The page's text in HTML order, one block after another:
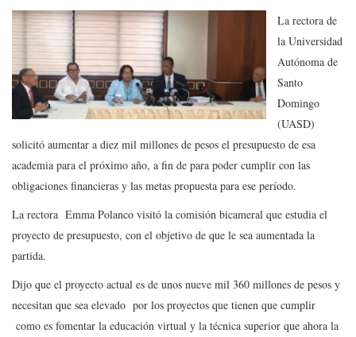
La rectora de
la Universidad
Autónoma de
Santo
Domingo
(UASD)
solicitó aumentar a diez mil millones de pesos el presupuesto de esa
academia para el próximo año, a fin de para poder cumplir con las
obligaciones financieras y las metas propuesta para ese período.
La rectora Emma Polanco visitó la comisión bicameral que estudia el
proyecto de presupuesto, con el objetivo de que le sea aumentada la
partida.
Dijo que el proyecto actual es de unos nueve mil 360 millones de pesos y
necesitan que sea elevado por los proyectos que tienen que cumplir
como es fomentar la educación virtual y la técnica superior que ahora la